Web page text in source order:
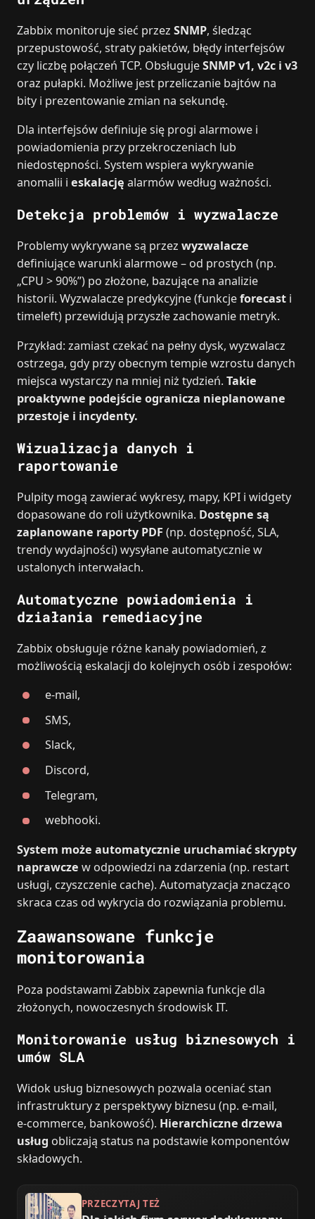
Zabbix monitoruje sieć przez SNMP, śledząc
przepustowość, straty pakietów, błędy interfejsów
czy liczbę połączeń TCP. ObsługujeSNMP v1, v2c i v3
oraz pułapki. Możliwe jest przeliczanie bajtów na
bity i prezentowanie zmian na sekundę.
Dla interfejsów definiuje się progi alarmowe i
powiadomienia przy przekroczeniach lub
niedostępności. System wspiera wykrywanie
anomalii i eskalację alarmów według ważności.
Detekcja problemów i wyzwalacze
Problemy wykrywane są przez wyzwalacze
definiujące warunki alarmowe – od prostych (np.
„CPU > 90%”) po złożone, bazujące na analizie
historii. Wyzwalacze predykcyjne (funkcjeforecast i
timeleft) przewidują przyszłe zachowanie metryk.
Przykład: zamiast czekać na pełny dysk, wyzwalacz
ostrzega, gdy przy obecnym tempie wzrostu danych
miejsca wystarczy na mniej niż tydzień. Takie
proaktywne podejście ogranicza nieplanowane
przestoje i incydenty.
Wizualizacja danych i
raportowanie
Pulpity mogą zawierać wykresy, mapy, KPI i widgety
dopasowane do roli użytkownika. Dostępne są
zaplanowane raporty PDF (np. dostępność, SLA,
trendy wydajności) wysyłane automatycznie w
ustalonych interwałach.
Automatyczne powiadomienia i
działania remediacyjne
Zabbix obsługuje różne kanały powiadomień, z
możliwością eskalacji do kolejnych osób i zespołów:
e‑mail,
SMS,
Slack,
Discord,
Telegram,
webhooki.
System może automatycznie uruchamiać skrypty
naprawcze w odpowiedzi na zdarzenia (np. restart
usługi, czyszczenie cache). Automatyzacja znacząco
skraca czas od wykrycia do rozwiązania problemu.
Zaawansowane funkcje
monitorowania
Poza podstawami Zabbix zapewnia funkcje dla
złożonych, nowoczesnych środowisk IT.
Monitorowanie usług biznesowych i
umów SLA
Widok usług biznesowych pozwala oceniać stan
infrastruktury z perspektywy biznesu (np. e‑mail,
e‑commerce, bankowość). Hierarchiczne drzewa
usług obliczają status na podstawie komponentów
składowych.
PRZECZYTAJ TEŻ